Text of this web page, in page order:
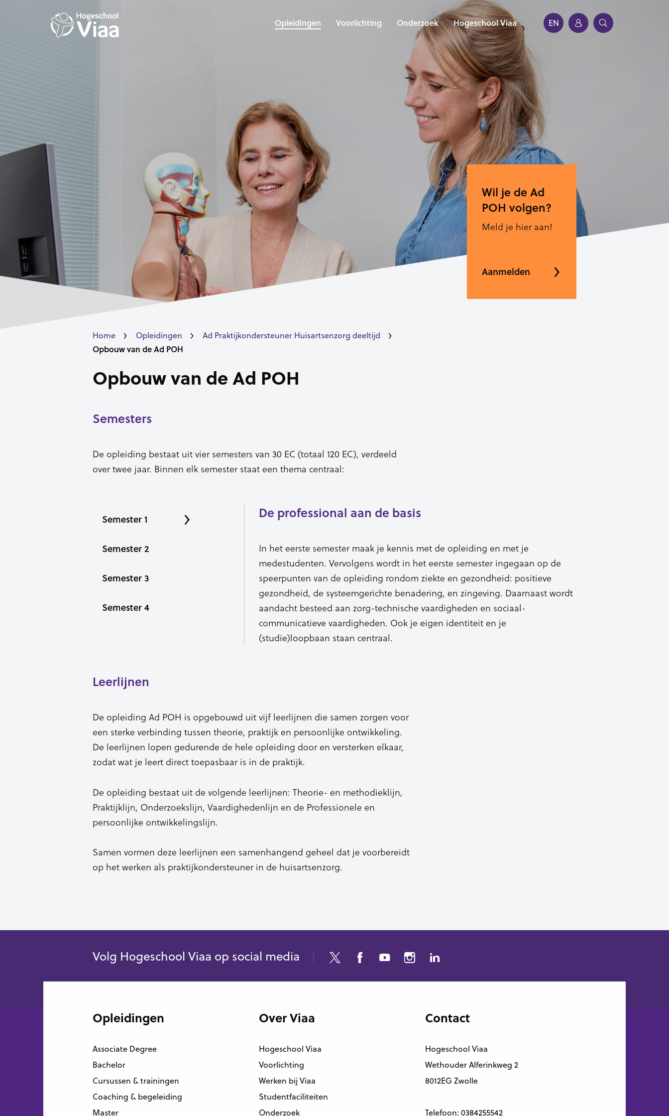
Opleidingen Voorlichting Onderzoek Hogeschool Viaa EN
Wil je de Ad
POH volgen?
Meld je hier aan!
Aanmelden
Home Opleidingen Ad Praktijkondersteuner Huisartsenzorg deeltijd
Opbouw van de Ad POH
Opbouw van de Ad POH
Semesters
De opleiding bestaat uit vier semesters van 30 EC (totaal 120 EC), verdeeld
over twee jaar. Binnen elk semester staat een thema centraal:
Semester 1
Semester 2
Semester 3
Semester 4
De professional aan de basis
In het eerste semester maak je kennis met de opleiding en met je
medestudenten. Vervolgens wordt in het eerste semester ingegaan op de
speerpunten van de opleiding rondom ziekte en gezondheid: positieve
gezondheid, de systeemgerichte benadering, en zingeving. Daarnaast wordt
aandacht besteed aan zorg-technische vaardigheden en sociaal-
communicatieve vaardigheden. Ook je eigen identiteit en je
(studie)loopbaan staan centraal.
Leerlijnen
De opleiding Ad POH is opgebouwd uit vijf leerlijnen die samen zorgen voor
een sterke verbinding tussen theorie, praktijk en persoonlijke ontwikkeling.
De leerlijnen lopen gedurende de hele opleiding door en versterken elkaar,
zodat wat je leert direct toepasbaar is in de praktijk.
De opleiding bestaat uit de volgende leerlijnen: Theorie- en methodieklijn,
Praktijklijn, Onderzoekslijn, Vaardighedenlijn en de Professionele en
persoonlijke ontwikkelingslijn.
Samen vormen deze leerlijnen een samenhangend geheel dat je voorbereidt
op het werken als praktijkondersteuner in de huisartsenzorg.
Volg Hogeschool Viaa op social media
Opleidingen
Associate Degree
Bachelor
Cursussen & trainingen
Coaching & begeleiding
Master
Over Viaa
Hogeschool Viaa
Voorlichting
Werken bij Viaa
Studentfaciliteiten
Onderzoek
Contact
Hogeschool Viaa
Wethouder Alferinkweg 2
8012EG Zwolle
Telefoon:0384255542